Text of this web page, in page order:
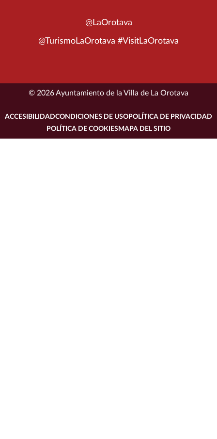
@LaOrotava
@TurismoLaOrotava #VisitLaOrotava
© 2026 Ayuntamiento de la Villa de La Orotava
ACCESIBILIDADCONDICIONES DE USO POLÍTICA DE PRIVACIDAD
POLÍTICA DE COOKIESMAPA DEL SITIO